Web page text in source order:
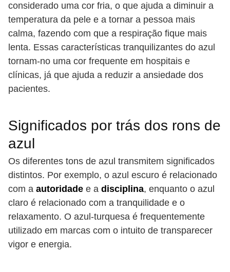
considerado uma cor fria, o que ajuda a diminuir a
temperatura da pele e a tornar a pessoa mais
calma, fazendo com que a respiração fique mais
lenta. Essas características tranquilizantes do azul
tornam-no uma cor frequente em hospitais e
clínicas, já que ajuda a reduzir a ansiedade dos
pacientes.
Significados por trás dos rons de
azul
Os diferentes tons de azul transmitem significados
distintos. Por exemplo, o azul escuro é relacionado
com a autoridade e a disciplina, enquanto o azul
claro é relacionado com a tranquilidade e o
relaxamento. O azul-turquesa é frequentemente
utilizado em marcas com o intuito de transparecer
vigor e energia.